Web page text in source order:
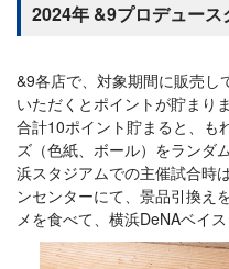
2024年 &9プロデュー
&9各店で、対象期間に販売し
いただくとポイントが貯まりま
合計10ポイント貯まると、も
ズ（色紙、ボール）をランダ
浜スタジアムでの主催試合時
ンセンターにて、景品引換え
メを食べて、横浜DeNAベイ